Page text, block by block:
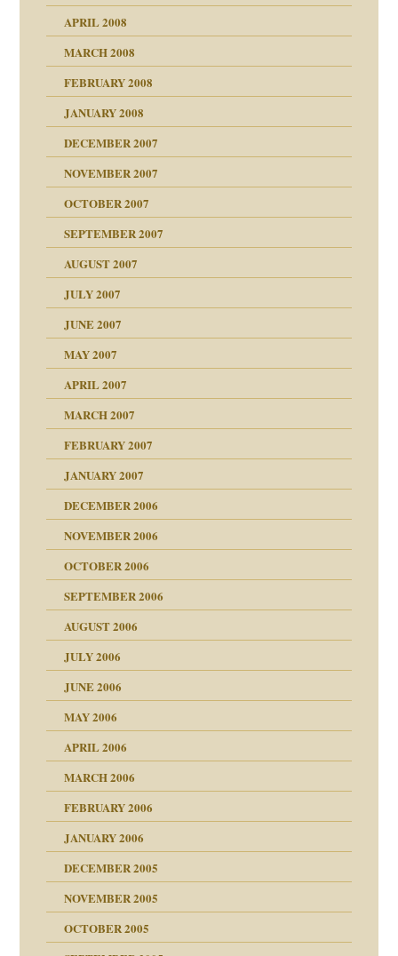
Juni 2008
und Staat
APRIL 2008
MARCH 2008
FEBRUARY 2008
in meiner
JANUARY 2008
DECEMBER 2007
NOVEMBER 2007
voller Absicht!"
OCTOBER 2007
SEPTEMBER 2007
AUGUST 2007
JULY 2007
JUNE 2007
MAY 2007
APRIL 2007
MARCH 2007
FEBRUARY 2007
JANUARY 2007
DECEMBER 2006
NOVEMBER 2006
OCTOBER 2006
SEPTEMBER 2006
AUGUST 2006
JULY 2006
JUNE 2006
MAY 2006
APRIL 2006
MARCH 2006
FEBRUARY 2006
JANUARY 2006
DECEMBER 2005
NOVEMBER 2005
OCTOBER 2005